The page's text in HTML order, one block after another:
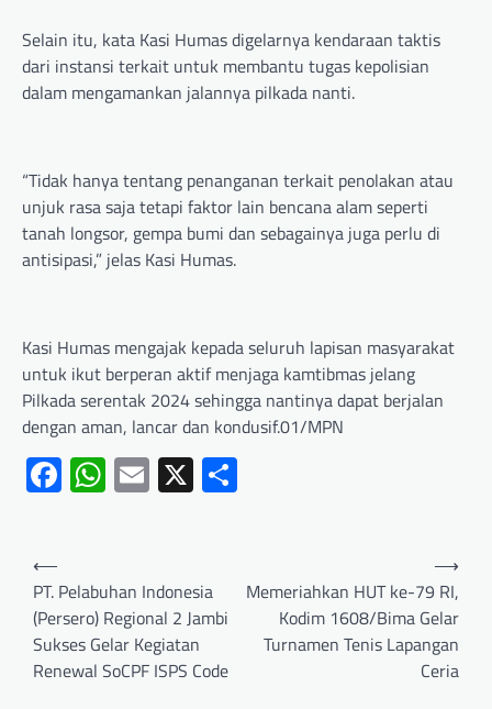
Selain itu, kata Kasi Humas digelarnya kendaraan taktis
dari instansi terkait untuk membantu tugas kepolisian
dalam mengamankan jalannya pilkada nanti.
“Tidak hanya tentang penanganan terkait penolakan atau
unjuk rasa saja tetapi faktor lain bencana alam seperti
tanah longsor, gempa bumi dan sebagainya juga perlu di
antisipasi,” jelas Kasi Humas.
Kasi Humas mengajak kepada seluruh lapisan masyarakat
untuk ikut berperan aktif menjaga kamtibmas jelang
Pilkada serentak 2024 sehingga nantinya dapat berjalan
dengan aman, lancar dan kondusif.01/MPN
Facebook
WhatsApp
Email
X
⟵
PT. Pelabuhan Indonesia
(Persero) Regional 2 Jambi
Sukses Gelar Kegiatan
Renewal SoCPF ISPS Code
Memeriahkan HUT ke-79 RI,
Kodim 1608/Bima Gelar
Turnamen Tenis Lapangan
Ceria
⟶